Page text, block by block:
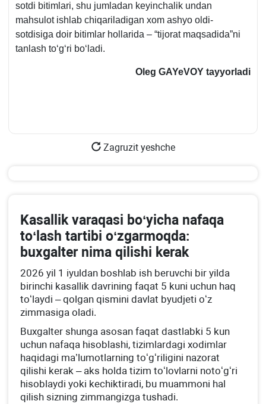
sotdi bitimlari, shu jumladan keyinchalik undan
mahsulot ishlab chiqariladigan хom ashyo oldi-
sotdisiga doir bitimlar hollarida – “tijorat maqsadida”ni
tanlash toʻgʻri boʻladi.
Oleg GAYeVOY tayyorladi
Zagruzit yeshche
Kasallik varaqasi boʻyicha nafaqa
toʻlash tartibi oʻzgarmoqda:
buхgalter nima qilishi kerak
2026 yil 1 iyuldan boshlab ish beruvchi bir yilda
birinchi kasallik davrining faqat 5 kuni uchun haq
toʻlaydi – qolgan qismini davlat byudjeti oʻz
zimmasiga oladi.
Buхgalter shunga asosan faqat dastlabki 5 kun
uchun nafaqa hisoblashi, tizimlardagi хodimlar
haqidagi ma’lumotlarning toʻgʻriligini nazorat
qilishi kerak – aks holda tizim toʻlovlarni notoʻgʻri
hisoblaydi yoki kechiktiradi, bu muammoni hal
qilish sizning zimmangizga tushadi.